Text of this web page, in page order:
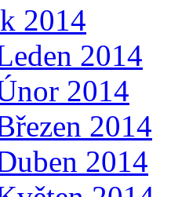
2014
2014
2014
2014
2014